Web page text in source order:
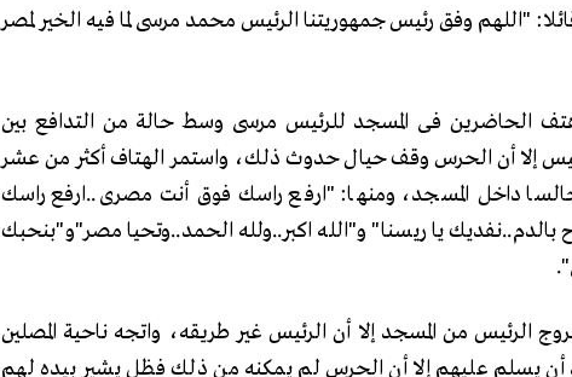
"اللهم وفق رئيس جمهوريتنا الرئيس محمد مرسى لما فيه الخير لمصر
الحاضرين فى المسجد للرئيس مرسى وسط حالة من التدافع بين
إلا أن الحرس وقف حيال حدوث ذلك، واستمر الهتاف أكثر من عشر
جالسا داخل المسجد، ومنها: "ارفع راسك فوق أنت مصرى..ارفع راسك
بالدم..نفديك يا ريسنا" و"الله اكبر..ولله الحمد..وتحيا مصر"و"بنحبك
الرئيس من المسجد إلا أن الرئيس غير طريقه، واتجه ناحية المصلين
أن يسلم عليهم إلا أن الحرس لم يمكنه من ذلك فظل يشير بيده لهم